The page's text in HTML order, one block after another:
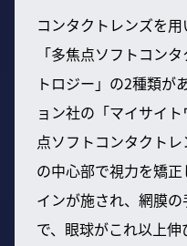
コンタクトレンズを用
「多焦点ソフトコン
トロジー」の2種類が
ョン社の「マイサイ
点ソフトコンタクト
の中心部で視力を矯
インが施され、網膜
で、眼球がこれ以上